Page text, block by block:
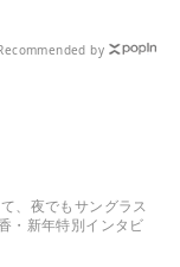
by
、夜でもサングラス
・新年特別インタビ